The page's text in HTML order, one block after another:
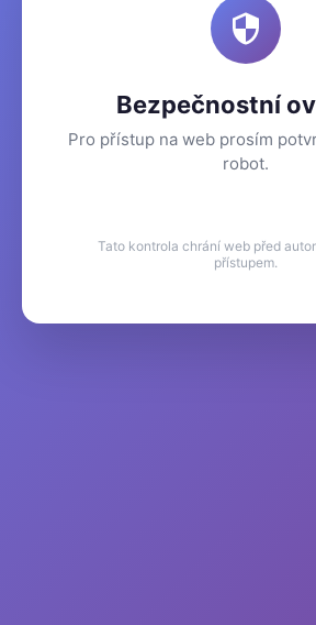
Bezpečnostní
Pro přístup na web prosím
robot.
Tato kontrola chrání web před
přístupem.